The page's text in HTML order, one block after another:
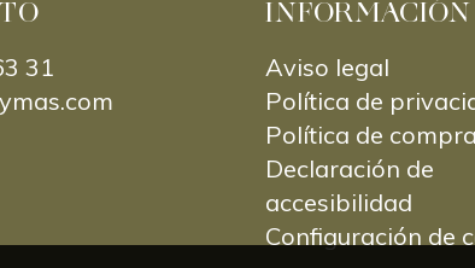
31
INFORMACIÓN
Aviso legal
Política de
Política de compra
Declaración de
accesibilidad
Configuración de